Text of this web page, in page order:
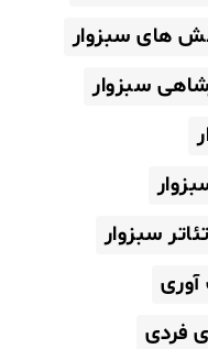
های سبزوار
سبزوار
تئاتر سبزوار
فردی